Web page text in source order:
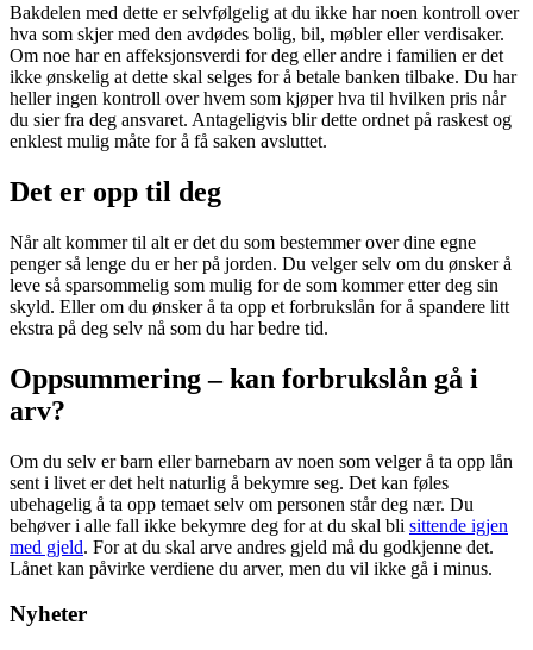
Bakdelen med dette er selvfølgelig at du ikke har noen kontroll over
hva som skjer med den avdødes bolig, bil, møbler eller verdisaker.
Om noe har en affeksjonsverdi for deg eller andre i familien er det
ikke ønskelig at dette skal selges for å betale banken tilbake. Du har
heller ingen kontroll over hvem som kjøper hva til hvilken pris når
du sier fra deg ansvaret. Antageligvis blir dette ordnet på raskest og
enklest mulig måte for å få saken avsluttet.
Det er opp til deg
Når alt kommer til alt er det du som bestemmer over dine egne
penger så lenge du er her på jorden. Du velger selv om du ønsker å
leve så sparsommelig som mulig for de som kommer etter deg sin
skyld. Eller om du ønsker å ta opp et forbrukslån for å spandere litt
ekstra på deg selv nå som du har bedre tid.
Oppsummering – kan forbrukslån gå i
arv?
Om du selv er barn eller barnebarn av noen som velger å ta opp lån
sent i livet er det helt naturlig å bekymre seg. Det kan føles
ubehagelig å ta opp temaet selv om personen står deg nær. Du
behøver i alle fall ikke bekymre deg for at du skal bli sittende igjen
med gjeld. For at du skal arve andres gjeld må du godkjenne det.
Lånet kan påvirke verdiene du arver, men du vil ikke gå i minus.
Nyheter